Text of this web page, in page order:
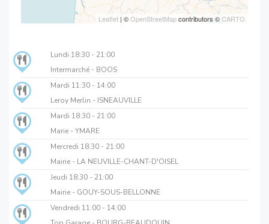
Leaflet | ©OpenStreetMapcontributors ©CARTO
Lundi 18:30 - 21:00
Intermarché - BOOS
Mardi 11:30 - 14:00
Leroy Merlin - ISNEAUVILLE
Mardi 18:30 - 21:00
Marie - YMARE
Mercredi 18:30 - 21:00
Mairie - LA NEUVILLE-CHANT-D'OISEL
Jeudi 18:30 - 21:00
Mairie - GOUY-SOUS-BELLONNE
Vendredi 11:00 - 14:00